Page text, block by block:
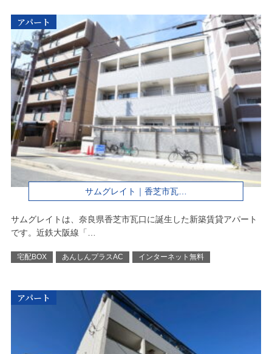
アパート
サムグレイト｜香芝市瓦…
サムグレイトは、奈良県香芝市瓦口に誕生した新築賃貸アパート
です。近鉄大阪線「…
宅配BOX あんしんプラスAC インターネット無料
アパート